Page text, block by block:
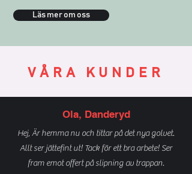
Läs mer om oss
VÅRA KUNDER
Ola, Danderyd
Hej, Är hemma nu och tittar på det nya golvet.
Allt ser jättefint ut! Tack för ett bra arbete! Ser
fram emot offert på slipning av trappan.